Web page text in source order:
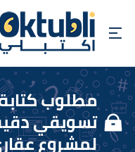
مطلوب
لمشروع